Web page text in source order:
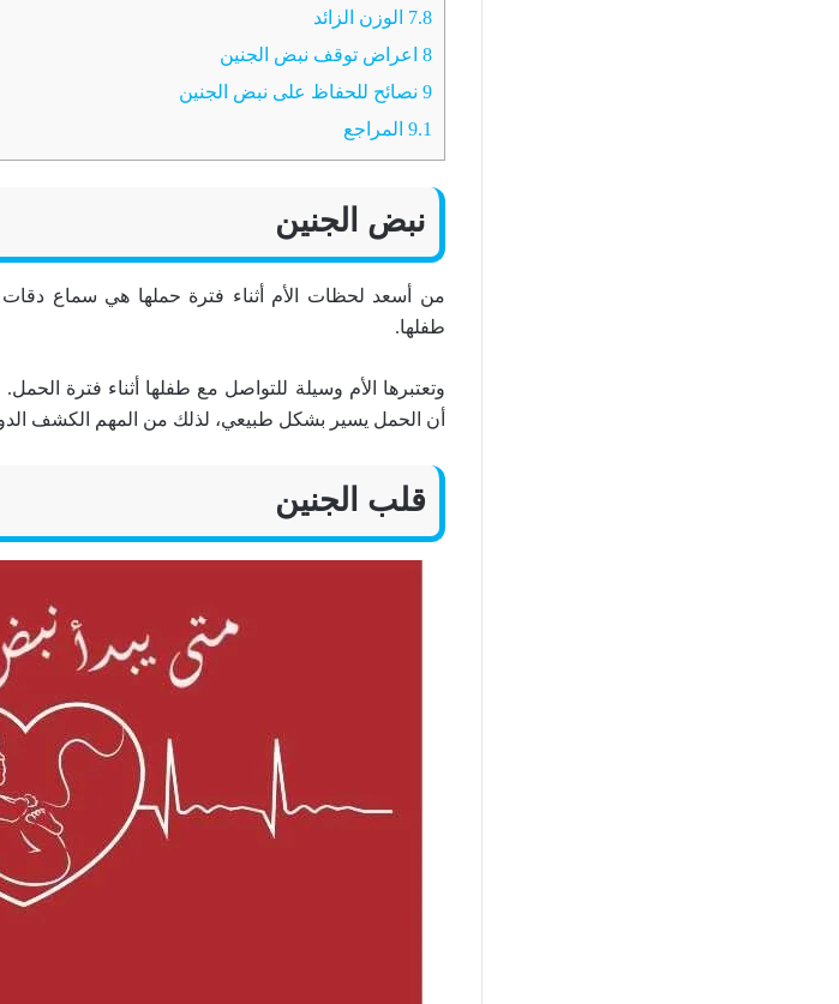
7.8 الوزن الزائد
8اعراض توقف نبض الجنين
9نصائح للحفاظ على نبض الجنين
9.1المراجع
نبض الجنين
من أسعد لحظات الأم أثناء فترة حملها هي سماع دقات
طفلها.
وتعتبرها الأم وسيلة للتواصل مع طفلها أثناء فترة
أن الحمل يسير بشكل طبيعي، لذلك من المهم الكشف
قلب الجنين